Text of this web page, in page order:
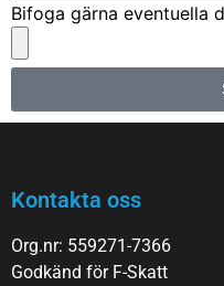
Bifoga gärna eventuella
Kontakta oss
Org.nr: 559271-7366
Godkänd för F-Skatt